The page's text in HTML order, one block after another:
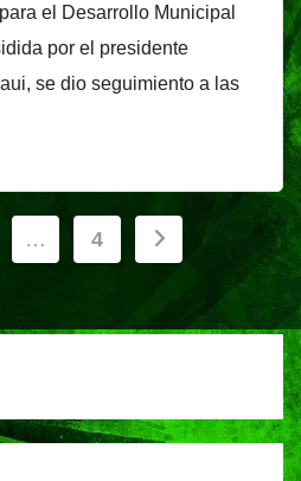
el Desarrollo Municipal
por el presidente
se dio seguimiento a las
… 4